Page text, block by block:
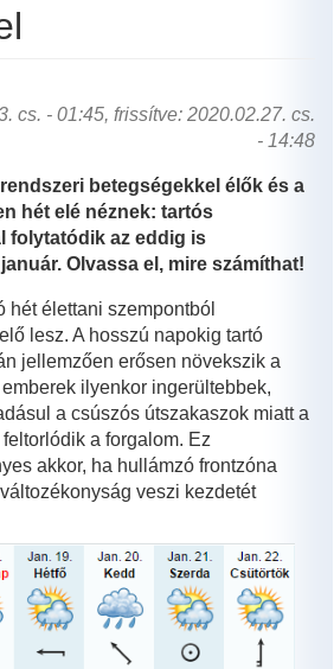
cs. - 01:45, frissítve: 2020.02.27. cs.
- 14:48
betegségekkel élők és a
hét elé néznek: tartós
folytatódik az eddig is
Olvassa el, mire számíthat!
hét élettani szempontból
lesz. A hosszú napokig tartó
jellemzően erősen növekszik a
ilyenkor ingerültebbek,
a csúszós útszakaszok miatt a
a forgalom. Ez
akkor, ha hullámzó frontzóna
veszi kezdetét